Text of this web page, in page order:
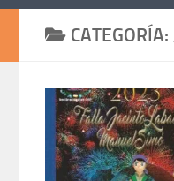
CATEGORÍA: